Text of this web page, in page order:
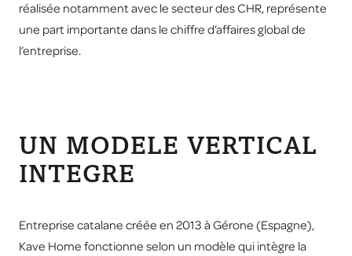
réalisée notamment avec le secteur des CHR, représente
une part importante dans le chiffre d’affaires global de
l’entreprise.
UN MODELE VERTICAL
INTEGRE
Entreprise catalane créée en 2013 à Gérone (Espagne),
Kave Home fonctionne selon un modèle qui intègre la